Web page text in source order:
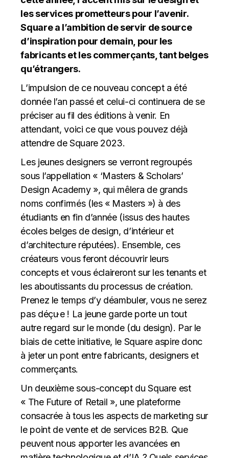
les services prometteurs pour l’avenir.
Square a l’ambition de servir de source
d’inspiration pour demain, pour les
fabricants et les commerçants, tant belges
qu’étrangers.
L’impulsion de ce nouveau concept a été
donnée l’an passé et celui-ci continuera de se
préciser au fil des éditions à venir. En
attendant, voici ce que vous pouvez déjà
attendre de Square 2023.
Les jeunes designers se verront regroupés
sous l’appellation « ‘Masters & Scholars’
Design Academy », qui mêlera de grands
noms confirmés (les « Masters ») à des
étudiants en fin d’année (issus des hautes
écoles belges de design, d’intérieur et
d’architecture réputées). Ensemble, ces
créateurs vous feront découvrir leurs
concepts et vous éclaireront sur les tenants et
les aboutissants du processus de création.
Prenez le temps d’y déambuler, vous ne serez
pas déçu·e ! La jeune garde porte un tout
autre regard sur le monde (du design). Par le
biais de cette initiative, le Square aspire donc
à jeter un pont entre fabricants, designers et
commerçants.
Un deuxième sous-concept du Square est
« The Future of Retail », une plateforme
consacrée à tous les aspects de marketing sur
le point de vente et de services B2B. Que
peuvent nous apporter les avancées en